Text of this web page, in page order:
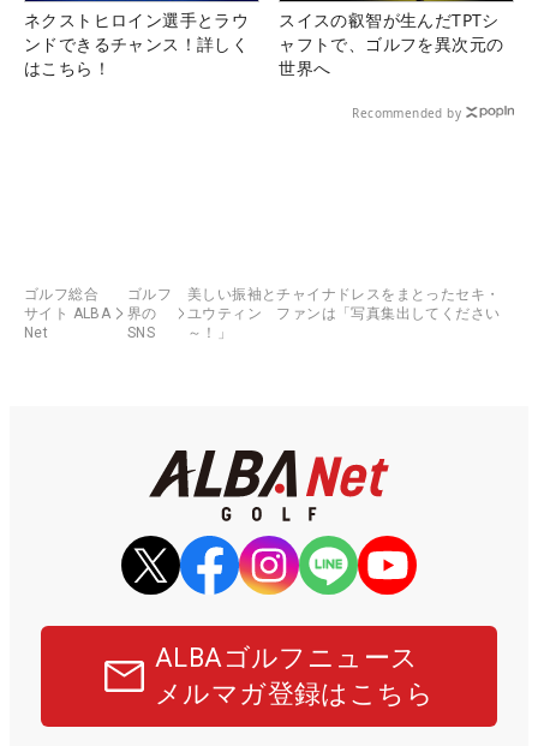
ネクストヒロイン選手とラウ
ンドできるチャンス！詳しく
はこちら！
スイスの叡智が生んだTPTシ
ャフトで、ゴルフを異次元の
世界へ
Recommended by
ゴルフ総合
サイト ALBA
Net
ゴルフ
界の
SNS
美しい振袖とチャイナドレスをまとったセキ・
ユウティン ファンは「写真集出してください
～！」
ALBAゴルフニュース
メルマガ登録はこちら